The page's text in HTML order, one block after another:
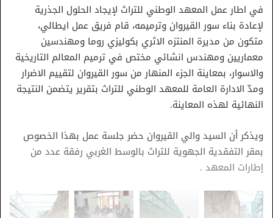
في اطار عمل المعهد الوطني للتراث لإيجاد الحلول الجذرية
لإعادة بناء سور القيروان وترميمه، قام فريق عمل ايطالي،
متكون من مديرة المنتزه الاثري بكوليزي روما ومهندسين
معماريين ومهندس انشائي مختص في ترميم المعالم التاريخية
والاسوار، بمعاينة الجزء المنهار من سور القيروان لتقييم الاضرار
ومدّ الادارة العامة للمعهد الوطني للتراث بتقرير يتضمن النتيجة
النهائية لهذه المعاينة.
ويذكر أن السيد والي القيروان حضر جلسة عمل بهذا الخصوص
بمقر التفقدية الجهوية للتراث بالوسط الغربي رفقة عدد من
إطارات المعهد .